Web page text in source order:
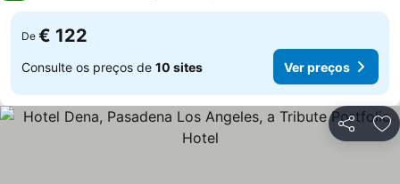
De € 122
Consulte os preços de 10 sites Ver preços
Partilhar